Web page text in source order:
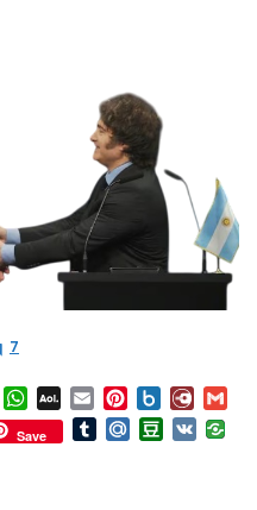
7
WhatsApp
AOL
Mail
EmailPinterest
Box.net
Save TumblrMail.RuDouban
VK